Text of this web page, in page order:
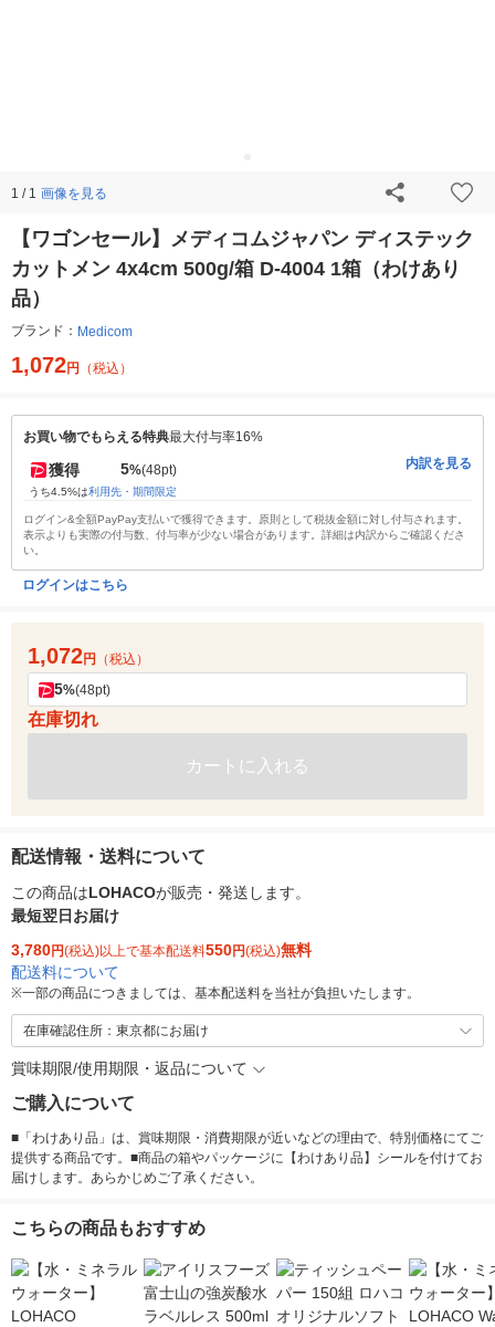
1 / 1 画像を見る
【ワゴンセール】メディコムジャパン ディステック
カットメン 4x4cm 500g/箱 D-4004 1箱（わけあり
品）
ブランド： Medicom
1,072円 （税込）
お買い物でもらえる特典最大付与率16%
獲得 5%(48pt)
うち4.5%は利用先・期間限定
内訳を見る
ログイン&全額PayPay支払いで獲得できます。原則として税抜金額に対し付与されます。
表示よりも実際の付与数、付与率が少ない場合があります。詳細は内訳からご確認くださ
い。
ログインはこちら
1,072円 （税込）
5%(48pt)
在庫切れ
カートに入れる
配送情報・送料について
この商品はLOHACOが販売・発送します。
最短翌日お届け
3,780円(税込)以上で基本配送料550円(税込)無料
配送料について
※一部の商品につきましては、基本配送料を当社が負担いたします。
在庫確認住所：東京都にお届け
賞味期限/使用期限・返品について
ご購入について
■「わけあり品」は、賞味期限・消費期限が近いなどの理由で、特別価格にてご
提供する商品です。■商品の箱やパッケージに【わけあり品】シールを付けてお
届けします。あらかじめご了承ください。
こちらの商品もおすすめ